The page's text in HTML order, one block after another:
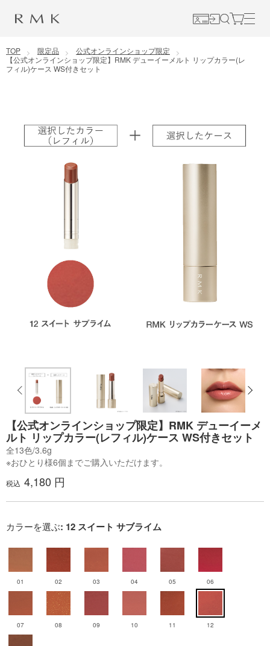
コンテンツに移動
TOP 限定品
公式オンラインショップ限定
【公式オンラインショップ限定】RMK デューイーメルト リップカラー(レ
フィル)ケース WS付きセット
【公式オンラインショップ限定】RMK デューイーメ
ルト リップカラー(レフィル)ケース WS付きセット
全13色/3.6g
※おひとり様6個までご購入いただけます。
税込 4,180 円
カラーを選ぶ: 12 スイート サブライム​
01 02 03 04 05 06
07 08 09 10 11 12